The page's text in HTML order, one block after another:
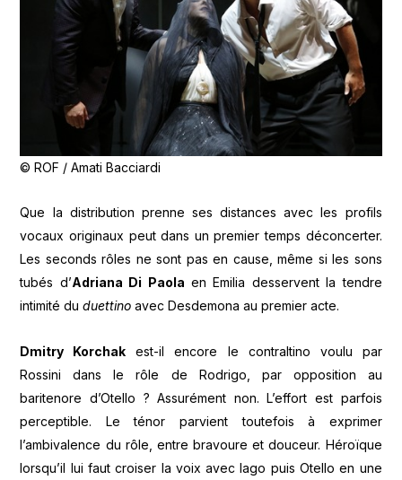
© ROF / Amati Bacciardi
Que la distribution prenne ses distances avec les profils
vocaux originaux peut dans un premier temps déconcerter.
Les seconds rôles ne sont pas en cause, même si les sons
tubés d’Adriana Di Paola en Emilia desservent la tendre
intimité du duettino avec Desdemona au premier acte.
Dmitry Korchak est-il encore le contraltino voulu par
Rossini dans le rôle de Rodrigo, par opposition au
baritenore d’Otello ? Assurément non. L’effort est parfois
perceptible. Le ténor parvient toutefois à exprimer
l’ambivalence du rôle, entre bravoure et douceur. Héroïque
lorsqu’il lui faut croiser la voix avec Iago puis Otello en une